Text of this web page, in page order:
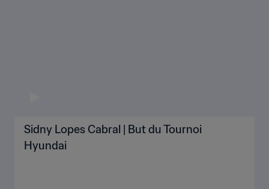
Sidny Lopes Cabral | But du Tournoi
Hyundai